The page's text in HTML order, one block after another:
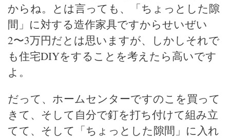
からね。とは言っても、「ちょっとした隙
間」に対する造作家具ですからせいぜい
2〜3万円だとは思いますが、しかしそれで
も住宅DIYをすることを考えたら高いです
よ。
だって、ホームセンターですのこを買って
きて、そして自分で釘を打ち付けて組み立
てて、そして「ちょっとした隙間」に入れ